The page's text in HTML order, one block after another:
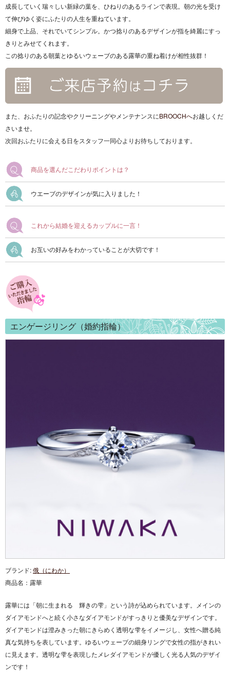
成長していく瑞々しい新緑の葉を、ひねりのあるラインで表現。朝の光を受け
て伸びゆく姿にふたりの人生を重ねています。
細身で上品、それでいてシンプル。かつ捻りのあるデザインが指を綺麗にすっ
きりとみせてくれます。
この捻りのある朝葉とゆるいウェーブのある露華の重ね着けが相性抜群！
また、おふたりの記念やクリーニングやメンテナンスにBROOCHへお越しくだ
さいませ。
次回おふたりに会える日をスタッフ一同心よりお待ちしております。
商品を選んだこだわりポイントは？
ウエーブのデザインが気に入りました！
これから結婚を迎えるカップルに一言！
お互いの好みをわかっていることが大切です！
エンゲージリング（婚約指輪）
ブランド:俄（にわか）
商品名： 露華
露華には「朝に生まれる 輝きの雫 」という詩が込められています。メインの
ダイアモンドへと続く小さなダイアモンドがすっきりと優美なデザインです。
ダイアモンドは澄みきった朝にきらめく透明な雫をイメージし、女性へ贈る純
真な気持ちを表しています。ゆるいウェーブの細身リングで女性の指がきれい
に見えます。透明な雫を表現したメレダイアモンドが優しく光る人気のデザイ
ンです！